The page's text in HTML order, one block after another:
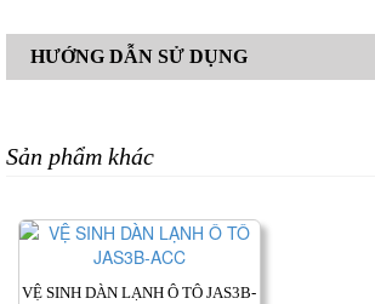
HƯỚNG DẪN SỬ DỤNG
Sản phẩm khác
VỆ SINH DÀN LẠNH Ô TÔ JAS3B-